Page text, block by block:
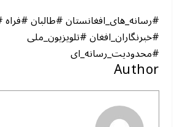
#رسانه_های_افغانستان #طالبان #فراه
#خبرنگاران_افغان #تلویزیون_ملی
#محدودیت_رسانه_ای
Author